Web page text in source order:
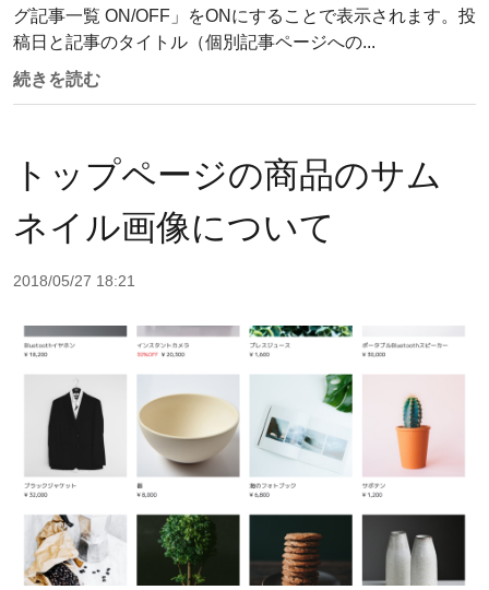
グ記事一覧 ON/OFF」をONにすることで表示されます。投
稿日と記事のタイトル（個別記事ページへの...
続きを読む
トップページの商品のサム
ネイル画像について
2018/05/27 18:21